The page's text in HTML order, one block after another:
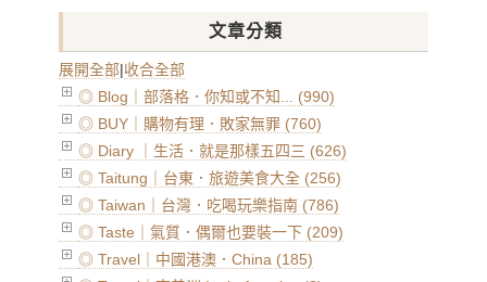
文章分類
展開全部|收合全部
◎ Blog｜部落格．你知或不知... (990)
◎ BUY｜購物有理．敗家無罪 (760)
◎ Diary ｜生活．就是那樣五四三 (626)
◎ Taitung｜台東．旅遊美食大全 (256)
◎ Taiwan｜台灣．吃喝玩樂指南 (786)
◎ Taste｜氣質．偶爾也要裝一下 (209)
◎ Travel｜中國港澳．China (185)